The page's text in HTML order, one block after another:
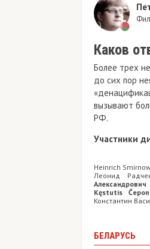
Каков
Более трех
до сих пор
вызывают
РФ.
Участники
Heinrich
Леонид
Александрович
Kęstutis
Константин
БЕЛАРУСЬ